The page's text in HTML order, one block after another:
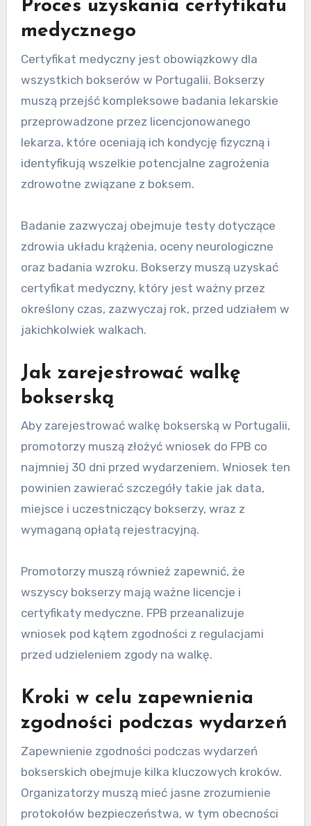
ten zazwyczaj obejmuje dane osobowe, dowód
szkolenia oraz opłatę, która może wynosić od 50
do 100 €, w zależności od rodzaju żądanej
licencji.
Dodatkowo, wnioskodawcy muszą wykazać się
znajomością zasad i regulacji sportu, co może
wiązać się z przystąpieniem do egzaminu.
Ważne jest, aby okresowo odnawiać licencje,
Proces uzyskania certyfikatu
medycznego
Certyfikat medyczny jest obowiązkowy dla
przeprowadzone przez licencjonowanego
lekarza, które oceniają ich kondycję fizyczną i
identyfikują wszelkie potencjalne zagrożenia
zdrowotne związane z boksem.
Badanie zazwyczaj obejmuje testy dotyczące
zdrowia układu krążenia, oceny neurologiczne
oraz badania wzroku. Bokserzy muszą uzyskać
certyfikat medyczny, który jest ważny przez
jakichkolwiek walkach.
Jak zarejestrować walkę
bokserską
promotorzy muszą złożyć wniosek do FPB co
najmniej 30 dni przed wydarzeniem. Wniosek ten
powinien zawierać szczegóły takie jak data,
miejsce i uczestniczący bokserzy, wraz z
wymaganą opłatą rejestracyjną.
Promotorzy muszą również zapewnić, że